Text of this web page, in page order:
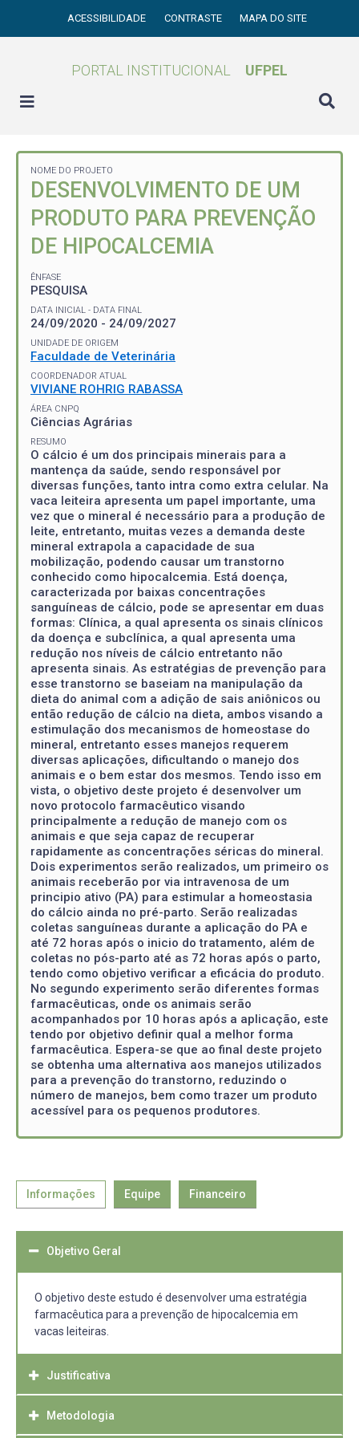
ACESSIBILIDADE CONTRASTE MAPA DO SITE
PORTAL INSTITUCIONAL UFPEL
NOME DO PROJETO
DESENVOLVIMENTO DE UM
PRODUTO PARA PREVENÇÃO
DE HIPOCALCEMIA
ÊNFASE
PESQUISA
DATA INICIAL - DATA FINAL
24/09/2020 - 24/09/2027
UNIDADE DE ORIGEM
Faculdade de Veterinária
COORDENADOR ATUAL
VIVIANE ROHRIG RABASSA
ÁREA CNPQ
Ciências Agrárias
RESUMO
O cálcio é um dos principais minerais para a
mantença da saúde, sendo responsável por
diversas funções, tanto intra como extra celular. Na
vaca leiteira apresenta um papel importante, uma
vez que o mineral é necessário para a produção de
leite, entretanto, muitas vezes a demanda deste
mineral extrapola a capacidade de sua
mobilização, podendo causar um transtorno
conhecido como hipocalcemia. Está doença,
caracterizada por baixas concentrações
sanguíneas de cálcio, pode se apresentar em duas
formas: Clínica, a qual apresenta os sinais clínicos
da doença e subclínica, a qual apresenta uma
redução nos níveis de cálcio entretanto não
apresenta sinais. As estratégias de prevenção para
esse transtorno se baseiam na manipulação da
dieta do animal com a adição de sais aniônicos ou
então redução de cálcio na dieta, ambos visando a
estimulação dos mecanismos de homeostase do
mineral, entretanto esses manejos requerem
diversas aplicações, dificultando o manejo dos
animais e o bem estar dos mesmos. Tendo isso em
vista, o objetivo deste projeto é desenvolver um
novo protocolo farmacêutico visando
principalmente a redução de manejo com os
animais e que seja capaz de recuperar
rapidamente as concentrações séricas do mineral.
Dois experimentos serão realizados, um primeiro os
animais receberão por via intravenosa de um
principio ativo (PA) para estimular a homeostasia
do cálcio ainda no pré-parto. Serão realizadas
coletas sanguíneas durante a aplicação do PA e
até 72 horas após o inicio do tratamento, além de
coletas no pós-parto até as 72 horas após o parto,
tendo como objetivo verificar a eficácia do produto.
No segundo experimento serão diferentes formas
farmacêuticas, onde os animais serão
acompanhados por 10 horas após a aplicação, este
tendo por objetivo definir qual a melhor forma
farmacêutica. Espera-se que ao final deste projeto
se obtenha uma alternativa aos manejos utilizados
para a prevenção do transtorno, reduzindo o
número de manejos, bem como trazer um produto
acessível para os pequenos produtores.
Informações Equipe Financeiro
Objetivo Geral
O objetivo deste estudo é desenvolver uma estratégia
farmacêutica para a prevenção de hipocalcemia em
vacas leiteiras.
Justificativa
O cálcio é uma molécula de suma importância no
Metodologia